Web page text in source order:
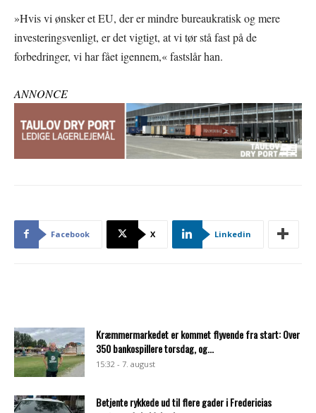
»Hvis vi ønsker et EU, der er mindre bureaukratisk og mere
investeringsvenligt, er det vigtigt, at vi tør stå fast på de
forbedringer, vi har fået igennem,« fastslår han.
ANNONCE
Facebook X Linkedin
Kræmmermarkedet er kommet flyvende fra start: Over
350 bankospillere torsdag, og...
15:32 - 7. august
Betjente rykkede ud til flere gader i Fredericias